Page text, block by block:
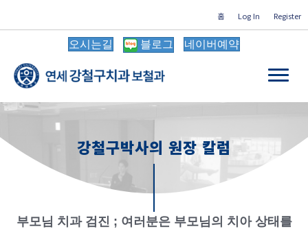
홈 Log In Register
오시는길 블로그 네이버예약
강철구박사의 원장 칼럼
부모님 치과 검진 ; 여러분은 부모님의 치아 상태를